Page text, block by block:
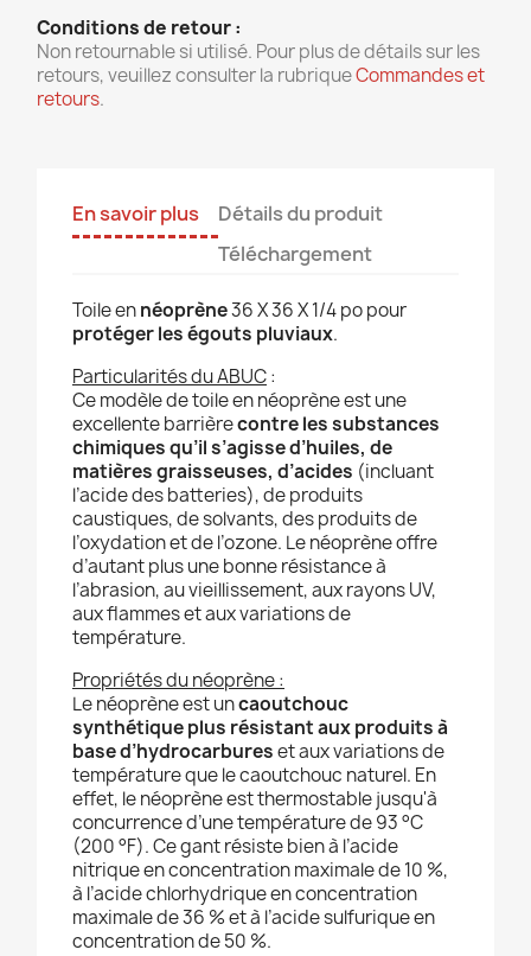
Conditions de retour :
Non retournable si utilisé. Pour plus de détails sur les
retours, veuillez consulter la rubriqueCommandes et
retours.
En savoir plus
Détails du produit
Téléchargement
Toile ennéoprène36 X 36 X 1/4 po pour
protéger les égouts pluviaux.
Particularités du ABUC:
Ce modèle de toile en néoprène est une
excellente barrièrecontre les substances
chimiques qu’il s’agisse d’huiles, de
matières graisseuses, d’acides (incluant
l’acide des batteries), de produits
caustiques, de solvants, des produits de
l’oxydation et de l’ozone. Le néoprène offre
d’autant plus une bonne résistance à
l’abrasion, au vieillissement, aux rayons UV,
aux flammes et aux variations de
température.
Propriétés du néoprène :
Le néoprène est uncaoutchouc
synthétique plus résistant aux produits à
base d’hydrocarbureset aux variations de
température que le caoutchouc naturel. En
effet, le néoprène est thermostable jusqu'à
concurrence d’une température de 93 °C
(200 °F). Ce gant résiste bien à l’acide
nitrique en concentration maximale de 10 %,
à l’acide chlorhydrique en concentration
maximale de 36 % et à l’acide sulfurique en
concentration de 50 %.